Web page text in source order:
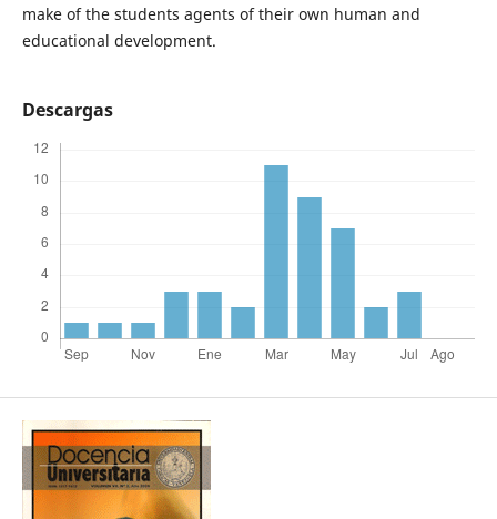
make of the students agents of their own human and
educational development.
Descargas